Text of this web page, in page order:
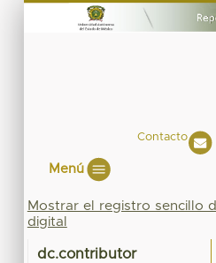
Contacto
Menú
Mostrar el registro sencillo
digital
dc.contributor